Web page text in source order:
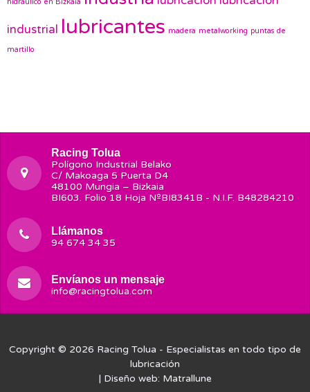
hidráulico en Bizkaia
industrial lubricantes madera metalworking puntas de
martillo
Racing Tolua
Polígono Industrial Belako
C/ Makoaga 5 Puerta D4
48100 Mungia – Bizkaia
BI603. Folio 18 Hoja NºBI8341B - N.I.F. B48284210
Llámanos
94 674 34 35
Envíanos un mensaje
info@racingtolua.com
Copyright © 2026 Racing Tolua - Especialistas en todo tipo de
lubricación
| Diseño web: Matrallune